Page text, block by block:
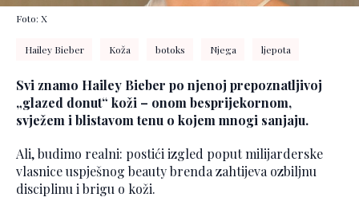
Foto: X
Hailey Bieber Koža botoks Njega ljepota
Svi znamo Hailey Bieber po njenoj prepoznatljivoj
„glazed donut“ koži – onom besprijekornom,
svježem i blistavom tenu o kojem mnogi sanjaju.
Ali, budimo realni: postići izgled poput milijarderske
vlasnice uspješnog beauty brenda zahtijeva ozbiljnu
disciplinu i brigu o koži.